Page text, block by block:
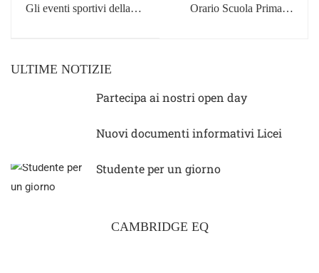
Gli eventi sportivi della
Orario Scuola Primaria
ULTIME NOTIZIE
Partecipa ai nostri open day
Nuovi documenti informativi Licei
Studente per un giorno
CAMBRIDGE EQ